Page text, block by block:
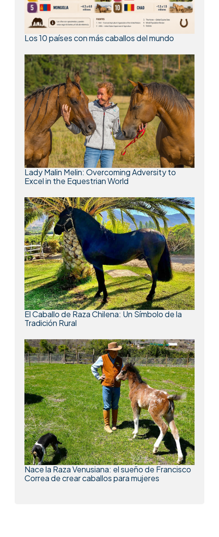
Los 10 países con más caballos del mundo
Lady Malin Melin: Overcoming Adversity to
Excel in the Equestrian World
El Caballo de Raza Chilena: Un Símbolo de la
Tradición Rural
Nace la Raza Venusiana: el sueño de Francisco
Correa de crear caballos para mujeres